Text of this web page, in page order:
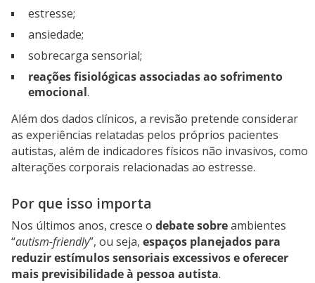
estresse;
ansiedade;
sobrecarga sensorial;
reações fisiológicas associadas ao sofrimento
emocional.
Além dos dados clínicos, a revisão pretende considerar
as experiências relatadas pelos próprios pacientes
autistas, além de indicadores físicos não invasivos, como
alterações corporais relacionadas ao estresse.
Por que isso importa
Nos últimos anos, cresce o debate sobreambientes
“autism-friendly”, ou seja, espaços planejados para
reduzir estímulos sensoriais excessivos e oferecer
mais previsibilidade à pessoa autista.